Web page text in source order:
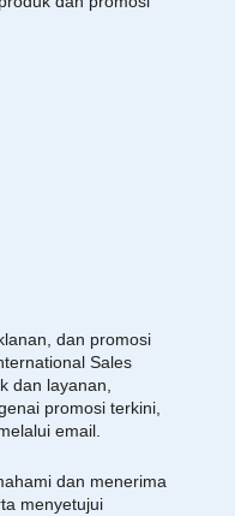
dan promosi
Sales
dan layanan,
promosi terkini,
email.
dan menerima
menyetujui